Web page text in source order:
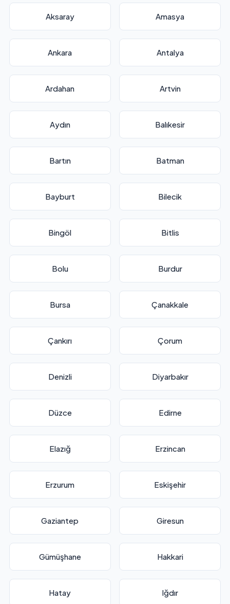
Aksaray Amasya
Ankara Antalya
Ardahan Artvin
Aydın Balıkesir
Bartın Batman
Bayburt Bilecik
Bingöl Bitlis
Bolu Burdur
Bursa Çanakkale
Çankırı Çorum
Denizli Diyarbakır
Düzce Edirne
Elazığ Erzincan
Erzurum Eskişehir
Gaziantep Giresun
Gümüşhane Hakkari
Hatay Iğdır